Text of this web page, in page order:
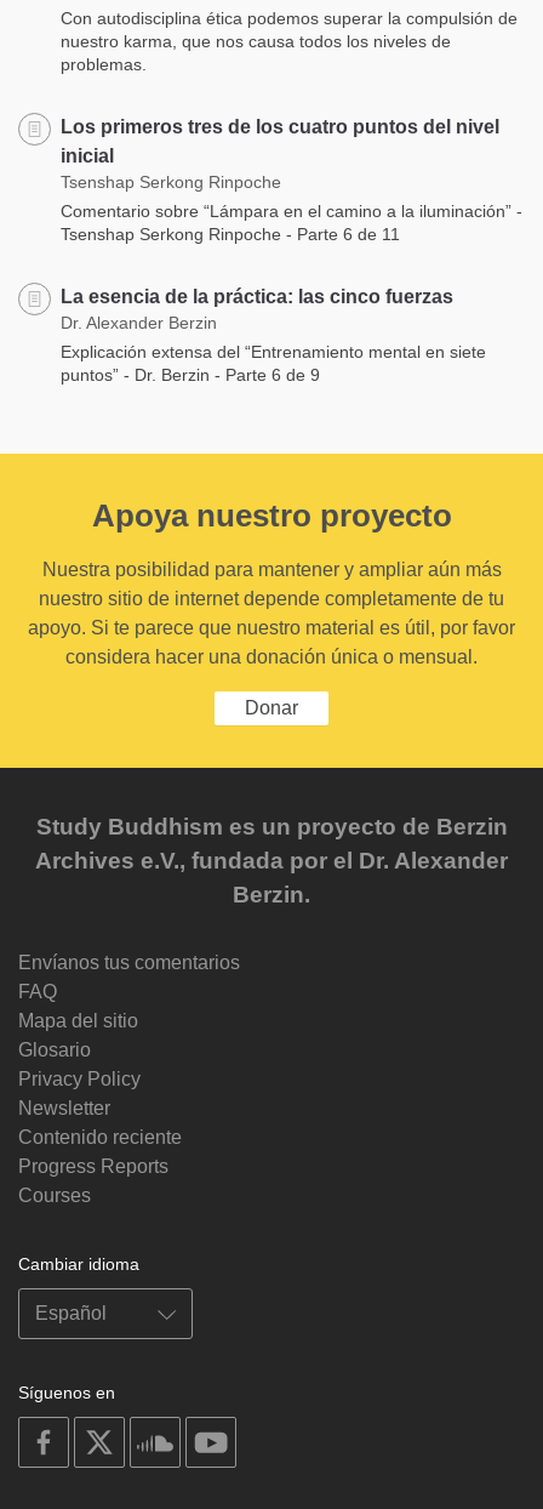
Con autodisciplina ética podemos superar la compulsión de
nuestro karma, que nos causa todos los niveles de
problemas.
Los primeros tres de los cuatro puntos del nivel
inicial
Tsenshap Serkong Rinpoche
Comentario sobre “Lámpara en el camino a la iluminación” -
Tsenshap Serkong Rinpoche - Parte 6 de 11
La esencia de la práctica: las cinco fuerzas
Dr. Alexander Berzin
Explicación extensa del “Entrenamiento mental en siete
puntos” - Dr. Berzin - Parte 6 de 9
Apoya nuestro proyecto
Nuestra posibilidad para mantener y ampliar aún más
nuestro sitio de internet depende completamente de tu
apoyo. Si te parece que nuestro material es útil, por favor
considera hacer una donación única o mensual.
Donar
Study Buddhism es un proyecto de Berzin
Archives e.V., fundada por el Dr. Alexander
Berzin.
Envíanos tus comentarios
FAQ
Mapa del sitio
Glosario
Privacy Policy
Newsletter
Contenido reciente
Progress Reports
Courses
Cambiar idioma
Síguenos en
on
facebook
soundcloud